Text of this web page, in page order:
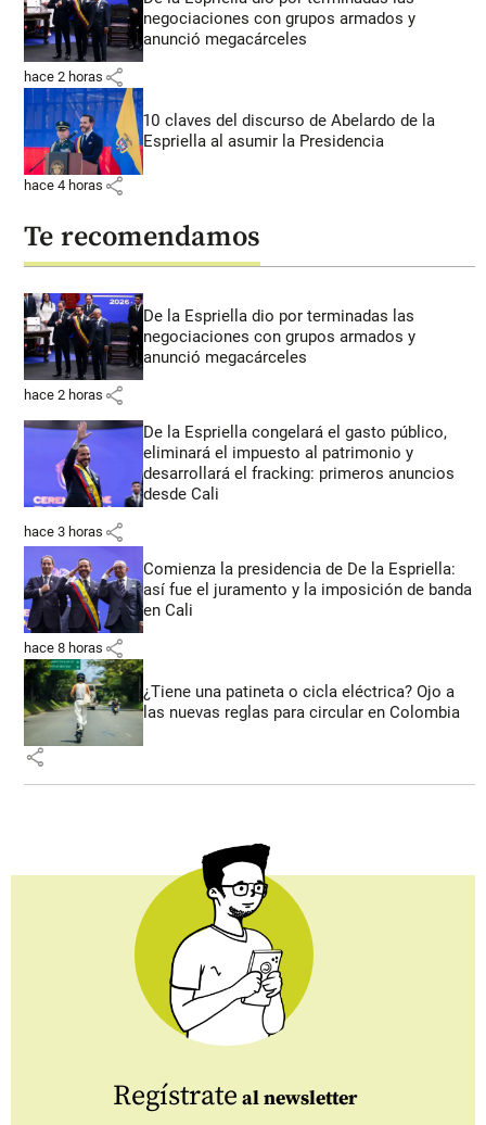
negociaciones con grupos armados y
anunció megacárceles
hace 2 horas share
10 claves del discurso de Abelardo de la
Espriella al asumir la Presidencia
hace 4 horas share
Te recomendamos
De la Espriella dio por terminadas las
negociaciones con grupos armados y
anunció megacárceles
hace 2 horas share
De la Espriella congelará el gasto público,
eliminará el impuesto al patrimonio y
desarrollará el fracking: primeros anuncios
desde Cali
hace 3 horas share
Comienza la presidencia de De la Espriella:
así fue el juramento y la imposición de banda
en Cali
hace 8 horas share
¿Tiene una patineta o cicla eléctrica? Ojo a
las nuevas reglas para circular en Colombia
share
Regístrate al newsletter